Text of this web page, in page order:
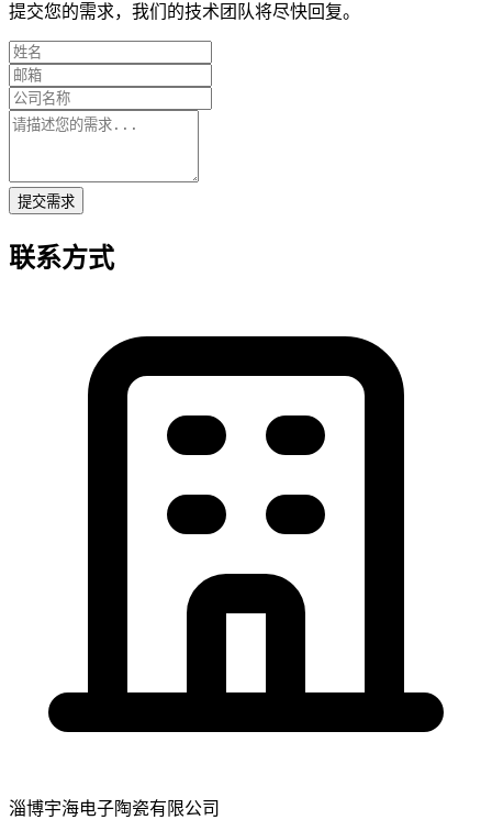
提交您的需求，我们的技术团队将尽快回复。
提交需求
联系方式
淄博宇海电子陶瓷有限公司